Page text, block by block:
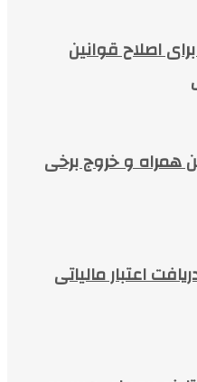
اصلاح قوانین
همراه و خروج برخی
اعتبار مالیاتی